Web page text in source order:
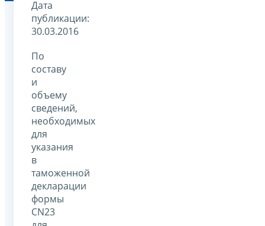
Дата
публикации:
30.03.2016
По
составу
и
объему
сведений,
необходимых
для
указания
в
таможенной
декларации
формы
CN23